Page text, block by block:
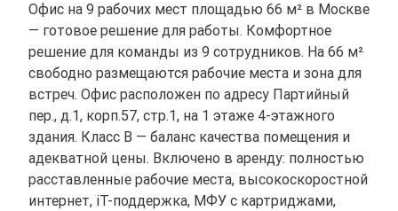
Офис на 9 рабочих мест площадью 66 м² в Москве
— готовое решение для работы. Комфортное
решение для команды из 9 сотрудников. На 66 м²
свободно размещаются рабочие места и зона для
встреч. Офис расположен по адресу Партийный
пер., д.1, корп.57, стр.1, на 1 этаже 4-этажного
здания. Класс B — баланс качества помещения и
адекватной цены. Включено в аренду: полностью
расставленные рабочие места, высокоскоростной
интернет, іТ-поддержка, МФУ с картриджами,